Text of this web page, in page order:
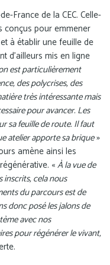
France de la CEC. Celle-
conçus pour emmener
à établir une feuille de
d’ailleurs mis en ligne
est particulièrement
des polycrises, des
très intéressante mais
pour avancer. Les
sa feuille de route. Il faut
atelier apporte sa brique»
amène ainsi les
«À la vue de
cela nous
du parcours est de
donc posé les jalons de
avec nos
pour régénérer le vivant,